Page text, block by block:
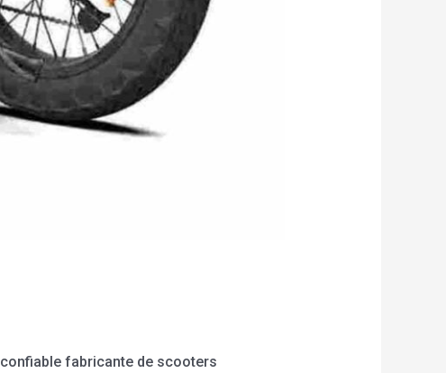
fabricante de scooters